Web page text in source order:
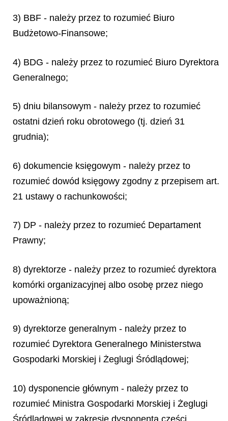
3) BBF - należy przez to rozumieć Biuro
Budżetowo-Finansowe;
4) BDG - należy przez to rozumieć Biuro Dyrektora
Generalnego;
5) dniu bilansowym - należy przez to rozumieć
ostatni dzień roku obrotowego (tj. dzień 31
grudnia);
6) dokumencie księgowym - należy przez to
rozumieć dowód księgowy zgodny z przepisem art.
21 ustawy o rachunkowości;
7) DP - należy przez to rozumieć Departament
Prawny;
8) dyrektorze - należy przez to rozumieć dyrektora
komórki organizacyjnej albo osobę przez niego
upoważnioną;
9) dyrektorze generalnym - należy przez to
rozumieć Dyrektora Generalnego Ministerstwa
Gospodarki Morskiej i Żeglugi Śródlądowej;
10) dysponencie głównym - należy przez to
rozumieć Ministra Gospodarki Morskiej i Żeglugi
Śródlądowej w zakresie dysponenta części